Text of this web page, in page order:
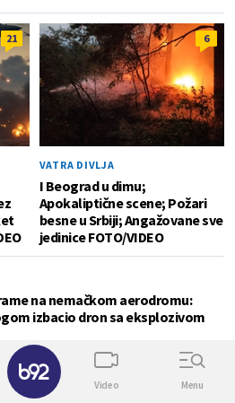
21 6
VATRA DIVLJA
I Beograd u dimu;
Apokaliptične scene; Požari
besne u Srbiji; Angažovane sve
jedinice FOTO/VIDEO
na nemačkom aerodromu:
izbacio dron sa eksplozivom
Video Menu
✕